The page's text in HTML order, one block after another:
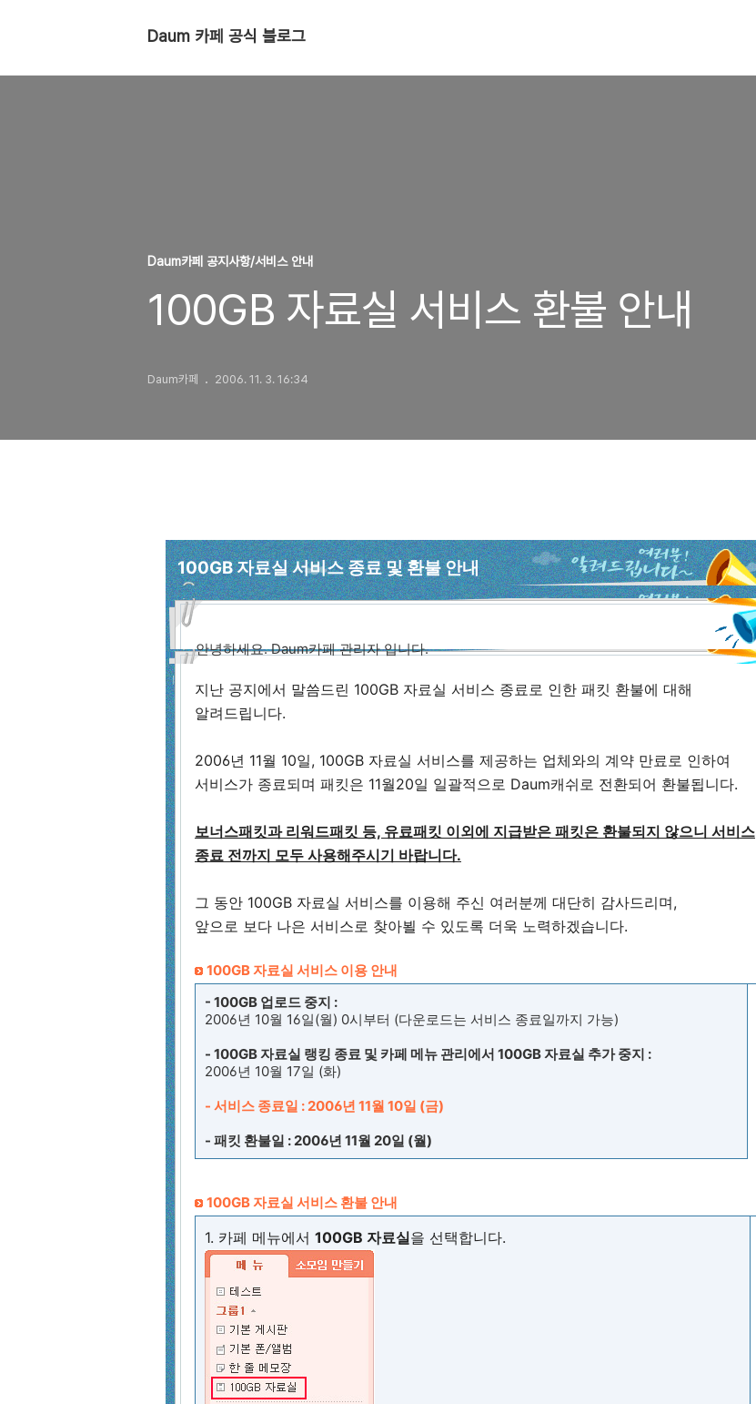
Daum 카페 공식 블로그
Daum카페 공지사항/서비스 안내
100GB 자료실 서비스 환불 안내
Daum카페 2006. 11. 3. 16:34
100GB 자료실 서비스 종료 및 환불 안내
안녕하세요. Daum카페 관리자 입니다.
지난 공지에서 말씀드린 100GB 자료실 서비스 종료로 인한 패킷 환불에 대해
알려드립니다.
2006년 11월 10일, 100GB 자료실 서비스를 제공하는 업체와의 계약 만료로 인하여
서비스가 종료되며 패킷은 11월20일 일괄적으로 Daum캐쉬로 전환되어 환불됩니다.
보너스패킷과 리워드패킷 등, 유료패킷 이외에 지급받은 패킷은 환불되지 않으니 서비스
종료 전까지 모두 사용해주시기 바랍니다.
그 동안 100GB 자료실 서비스를 이용해 주신 여러분께 대단히 감사드리며,
앞으로 보다 나은 서비스로 찾아뵐 수 있도록 더욱 노력하겠습니다.
100GB 자료실 서비스 이용 안내
- 100GB 업로드 중지 :
2006년 10월 16일(월) 0시부터 (다운로드는 서비스 종료일까지 가능)
- 100GB 자료실 랭킹 종료 및 카페 메뉴 관리에서 100GB 자료실 추가 중지 :
2006년 10월 17일 (화)
- 서비스 종료일 : 2006년 11월 10일 (금)
- 패킷 환불일 : 2006년 11월 20일 (월)
100GB 자료실 서비스 환불 안내
1. 카페 메뉴에서 100GB 자료실을 선택합니다.